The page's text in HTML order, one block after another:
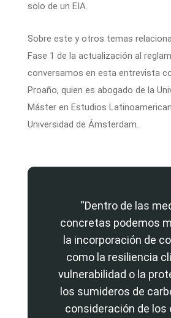
solo de un EIA.
Sobre este y otros temas
Fase 1 de la actualización al
conversamos en esta entrevista
Proaño, quien es abogado de la
Máster en Estudios
Universidad de Ámsterdam.
“Dentro de las
concretas podemos
la incorporación de
como la resiliencia
vulnerabilidad o la
los sumideros de
consideración de los